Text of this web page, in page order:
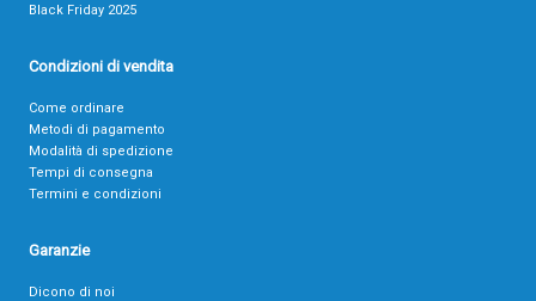
Black Friday 2025
Condizioni di vendita
Come ordinare
Metodi di pagamento
Modalità di spedizione
Tempi di consegna
Termini e condizioni
Garanzie
Dicono di noi